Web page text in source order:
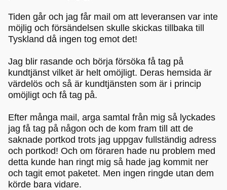
Tiden går och jag får mail om att leveransen var inte
möjlig och försändelsen skulle skickas tillbaka till
Tyskland då ingen tog emot det!
Jag blir rasande och börja försöka få tag på
kundtjänst vilket är helt omöjligt. Deras hemsida är
värdelös och så är kundtjänsten som är i princip
omöjligt och få tag på.
Efter många mail, arga samtal från mig så lyckades
jag få tag på någon och de kom fram till att de
saknade portkod trots jag uppgav fullständig adress
och portkod! Och om föraren hade nu problem med
detta kunde han ringt mig så hade jag kommit ner
och tagit emot paketet. Men ingen ringde utan dem
körde bara vidare.